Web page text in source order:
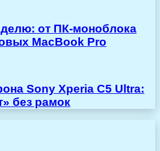
от ПК-моноблока
MacBook Pro
Sony Xperia C5 Ultra:
без рамок